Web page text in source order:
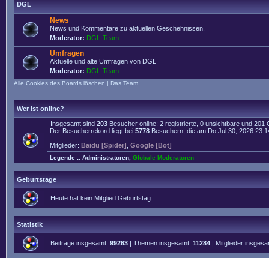
DGL
News
News und Kommentare zu aktuellen Geschehnissen.
Moderator: DGL-Team
Umfragen
Aktuelle und alte Umfragen von DGL
Moderator: DGL-Team
Alle Cookies des Boards löschen | Das Team
Wer ist online?
Insgesamt sind 203 Besucher online: 2 registrierte, 0 unsichtbare und
Der Besucherrekord liegt bei 5778 Besuchern, die am Do Jul 30, 2026
Mitglieder: Baidu [Spider] Google [Bot]
Legende :: Administratoren Globale Moderatoren
Geburtstage
Heute hat kein Mitglied Geburtstag
Statistik
Beiträge insgesamt: 99263 | Themen insgesamt: 11284 | Mitglieder